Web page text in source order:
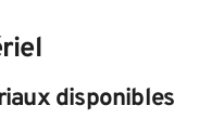
disponibles